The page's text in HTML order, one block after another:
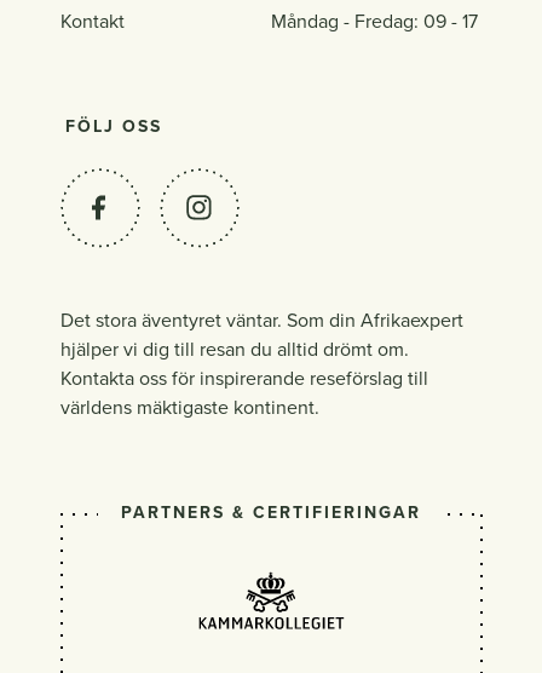
Kontakt
Måndag - Fredag: 09 - 17
FÖLJ OSS
Det stora äventyret väntar. Som din Afrikaexpert
hjälper vi dig till resan du alltid drömt om.
Kontakta oss för inspirerande reseförslag till
världens mäktigaste kontinent.
PARTNERS & CERTIFIERINGAR